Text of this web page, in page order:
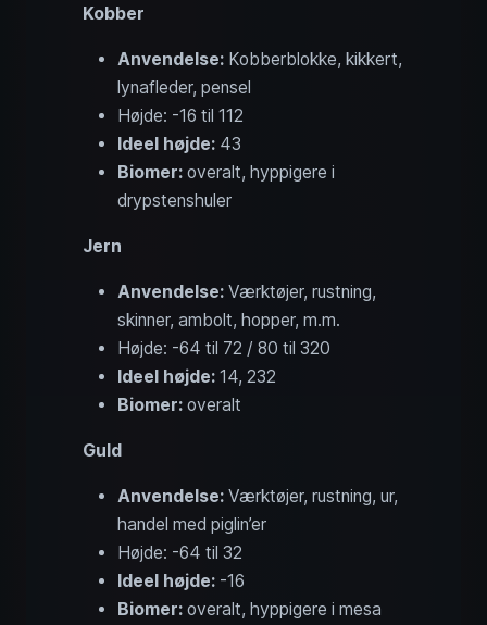
Kobber
Anvendelse: Kobberblokke, kikkert,
lynafleder, pensel
Højde: -16 til 112
Ideel højde: 43
Biomer: overalt, hyppigere i
drypstenshuler
Jern
Anvendelse: Værktøjer, rustning,
skinner, ambolt, hopper, m.m.
Højde: -64 til 72 / 80 til 320
Ideel højde: 14, 232
Biomer: overalt
Guld
Anvendelse: Værktøjer, rustning, ur,
handel med piglin’er
Højde: -64 til 32
Ideel højde: -16
Biomer: overalt, hyppigere i mesa